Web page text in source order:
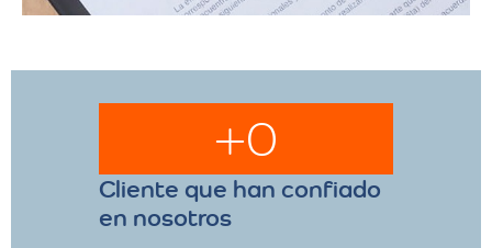
Cliente que han confiado
en nosotros
+0